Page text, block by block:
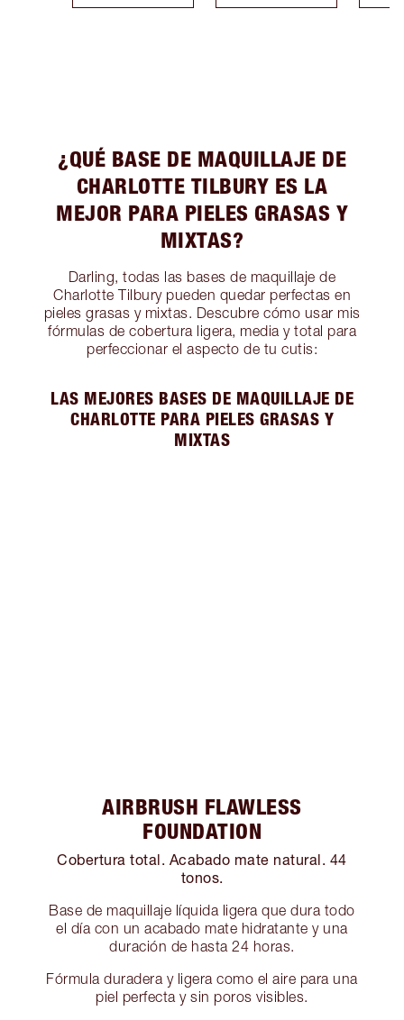
¿QUÉ BASE DE MAQUILLAJE DE
CHARLOTTE TILBURY ES LA
MEJOR PARA PIELES GRASAS Y
MIXTAS?
Darling, todas las bases de maquillaje de
Charlotte Tilbury pueden quedar perfectas en
pieles grasas y mixtas. Descubre cómo usar mis
fórmulas de cobertura ligera, media y total para
perfeccionar el aspecto de tu cutis:
LAS MEJORES BASES DE MAQUILLAJE DE
CHARLOTTE PARA PIELES GRASAS Y
MIXTAS
AIRBRUSH FLAWLESS
FOUNDATION
Cobertura total. Acabado mate natural. 44
tonos.
Base de maquillaje líquida ligera que dura todo
el día con un acabado mate hidratante y una
duración de hasta 24 horas.
Fórmula duradera y ligera como el aire para una
piel perfecta y sin poros visibles.